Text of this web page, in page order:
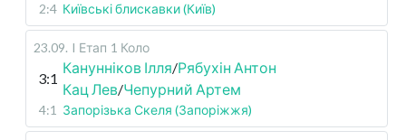
2:4 Київські блискавки (Київ)
23.09. I Етап 1 Коло
3:1
Канунніков Ілля/Рябухін Антон
Кац Лев/Чепурний Артем
4:1 Запорізька Скеля (Запоріжжя)